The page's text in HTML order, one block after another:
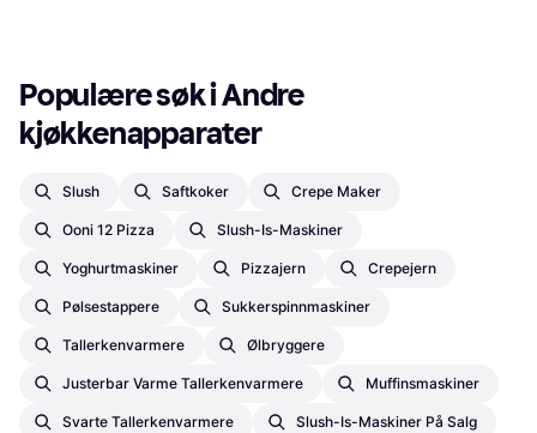
Populære søk i Andre
kjøkkenapparater
Slush Saftkoker Crepe Maker
Ooni 12 Pizza Slush-Is-Maskiner
Yoghurtmaskiner Pizzajern Crepejern
Pølsestappere Sukkerspinnmaskiner
Tallerkenvarmere Ølbryggere
Justerbar Varme Tallerkenvarmere Muffinsmaskiner
Svarte Tallerkenvarmere Slush-Is-Maskiner På Salg